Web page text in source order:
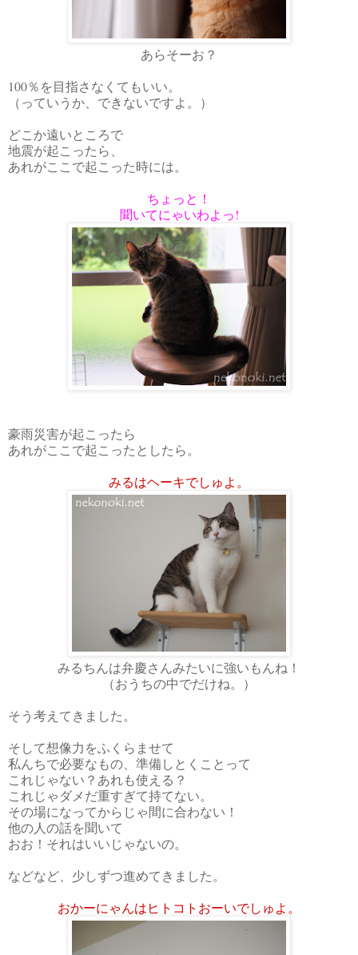
あらそーお？
100％を目指さなくてもいい。
（っていうか、できないですよ。）
どこか遠いところで
地震が起こったら、
あれがここで起こった時には。
ちょっと！
聞いてにゃいわよっ!
豪雨災害が起こったら
あれがここで起こったとしたら。
みるはヘーキでしゅよ。
みるちんは弁慶さんみたいに強いもんね！
（おうちの中でだけね。）
そう考えてきました。
そして想像力をふくらませて
私んちで必要なもの、準備しとくことって
これじゃない？あれも使える？
これじゃダメだ重すぎて持てない。
その場になってからじゃ間に合わない！
他の人の話を聞いて
おお！それはいいじゃないの。
などなど、少しずつ進めてきました。
おかーにゃんはヒトコトおーいでしゅよ。